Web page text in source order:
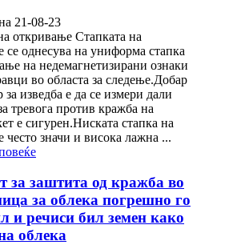
21-08-23
откривање Стапката на
се однесува на униформа стапка
на недемагнетизирани ознаки
во областа за следење.Добар
за изведба е да се измери дали
тревога против кражба на
е сигурен.Ниската стапка на
често значи и висока лажна ...
за заштита од кражба во
за облека погрешно го
и речиси бил земен како
облека